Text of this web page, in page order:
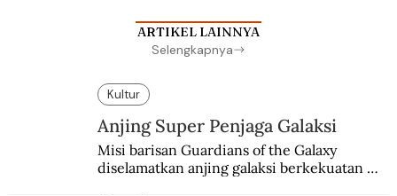
ARTIKEL LAINNYA
Selengkapnya
Kultur
Anjing Super Penjaga Galaksi
Misi barisan Guardians of the Galaxy
diselamatkan anjing galaksi berkekuatan